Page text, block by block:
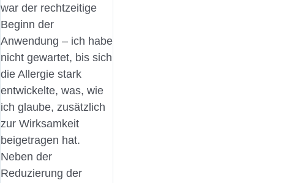
war der rechtzeitige
Beginn der
Anwendung – ich habe
nicht gewartet, bis sich
die Allergie stark
entwickelte, was, wie
ich glaube, zusätzlich
zur Wirksamkeit
beigetragen hat.
Neben der
Reduzierung der